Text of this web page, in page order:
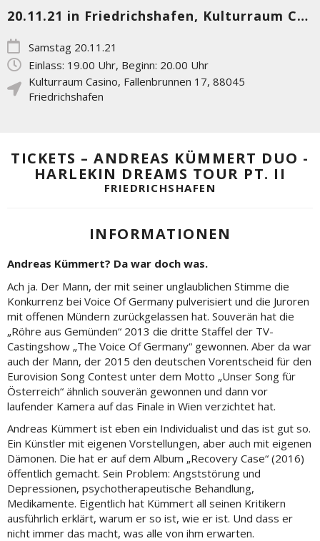
20.11.21 in Friedrichshafen, Kulturraum Casino
Samstag 20.11.21
Einlass: 19.00 Uhr, Beginn: 20.00 Uhr
Kulturraum Casino, Fallenbrunnen 17, 88045
Friedrichshafen
TICKETS – ANDREAS KÜMMERT DUO -
HARLEKIN DREAMS TOUR PT. II
FRIEDRICHSHAFEN
INFORMATIONEN
Andreas Kümmert? Da war doch was.
Ach ja. Der Mann, der mit seiner unglaublichen Stimme die
Konkurrenz bei Voice Of Germany pulverisiert und die Juroren
mit offenen Mündern zurückgelassen hat. Souverän hat die
„Röhre aus Gemünden“ 2013 die dritte Staffel der TV-
Castingshow „The Voice Of Germany“ gewonnen. Aber da war
auch der Mann, der 2015 den deutschen Vorentscheid für den
Eurovision Song Contest unter dem Motto „Unser Song für
Österreich“ ähnlich souverän gewonnen und dann vor
laufender Kamera auf das Finale in Wien verzichtet hat.
Andreas Kümmert ist eben ein Individualist und das ist gut so.
Ein Künstler mit eigenen Vorstellungen, aber auch mit eigenen
Dämonen. Die hat er auf dem Album „Recovery Case“ (2016)
öffentlich gemacht. Sein Problem: Angststörung und
Depressionen, psychotherapeutische Behandlung,
Medikamente. Eigentlich hat Kümmert all seinen Kritikern
ausführlich erklärt, warum er so ist, wie er ist. Und dass er
nicht immer das macht, was alle von ihm erwarten.